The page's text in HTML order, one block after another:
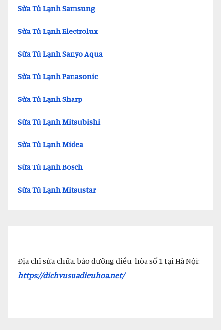
Sửa Tủ Lạnh Samsung
Sửa Tủ Lạnh Electrolux
Sửa Tủ Lạnh Sanyo Aqua
Sửa Tủ Lạnh Panasonic
Sửa Tủ Lạnh Sharp
Sửa Tủ Lạnh Mitsubishi
Sửa Tủ Lạnh Midea
Sửa Tủ Lạnh Bosch
Sửa Tủ Lạnh Mitsustar
Địa chỉ sửa chữa, bảo dưỡng điều hòa số 1 tại Hà Nội:
https://dichvusuadieuhoa.net/